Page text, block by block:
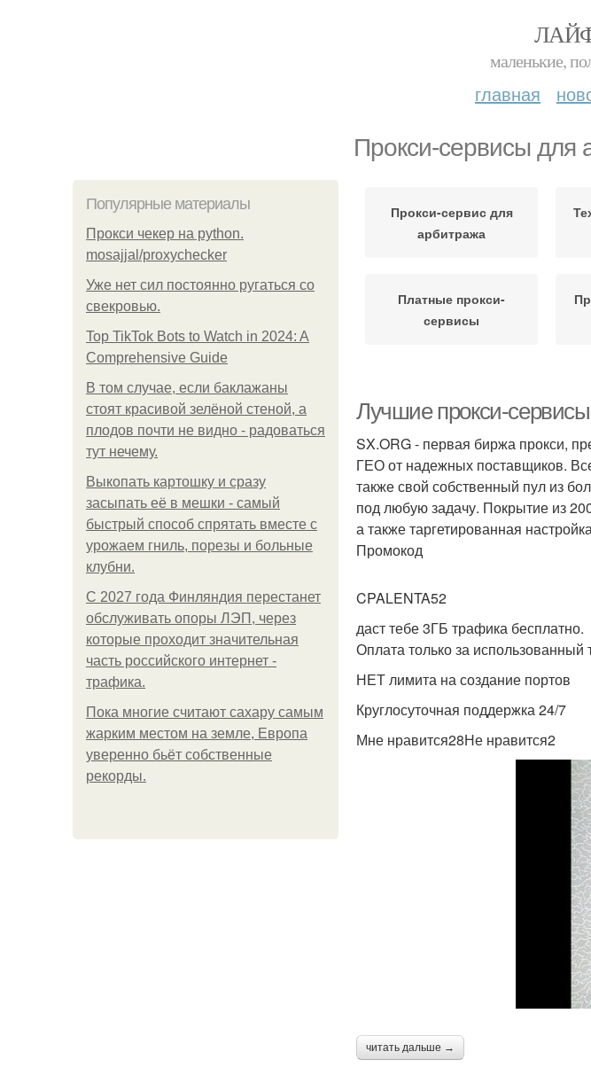
маленькие,
главная
Прокси-сервисы для
Популярные материалы
Прокси чекер на python.
mosajjal/proxychecker
Уже нет сил постоянно ругаться со
свекровью.
Top TikTok Bots to Watch in 2024: A
Comprehensive Guide
В том случае, если баклажаны
стоят красивой зелёной стеной, а
плодов почти не видно - радоваться
тут нечему.
Выкопать картошку и сразу
засыпать её в мешки - самый
быстрый способ спрятать вместе с
урожаем гниль, порезы и больные
клубни.
С 2027 года Финляндия перестанет
обслуживать опоры ЛЭП, через
которые проходит значительная
часть российского интернет -
трафика.
Пока многие считают сахару самым
жарким местом на земле, Европа
уверенно бьёт собственные
рекорды.
Прокси-сервис для
арбитража
Платные прокси-
сервисы
Лучшие прокси-
SX.ORG - первая биржа прокси,
ГЕО от надежных поставщиков.
также свой собственный пул из
под любую задачу. Покрытие из
а также таргетированная
Промокод
CPALENTA52
даст тебе 3ГБ трафика бесплатно.
Оплата только за использованный
НЕТ лимита на создание портов
Круглосуточная поддержка 24/7
Мне нравится28Не нравится2
читать дальше →